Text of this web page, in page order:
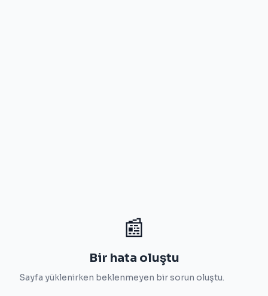
📰
Bir hata oluştu
Sayfa yüklenirken beklenmeyen bir sorun oluştu.